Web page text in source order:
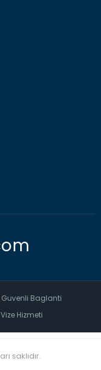
Baglanti
Hizmeti
saklıdır.